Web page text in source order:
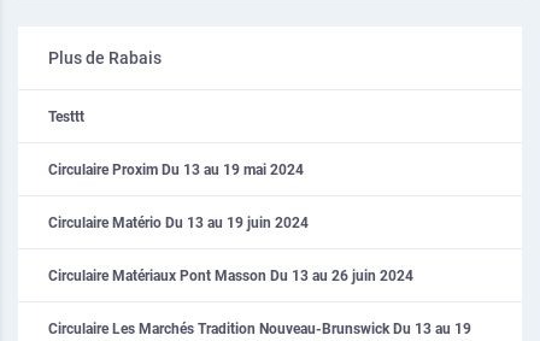
Plus de Rabais
Testtt
Circulaire Proxim Du 13 au 19 mai 2024
Circulaire Matério Du 13 au 19 juin 2024
Circulaire Matériaux Pont Masson Du 13 au 26 juin 2024
Circulaire Les Marchés Tradition Nouveau-Brunswick Du 13 au 19